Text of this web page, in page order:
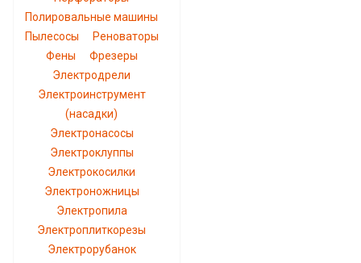
Полировальные машины
Пылесосы
Реноваторы
Фены
Фрезеры
Электродрели
Электроинструмент
(насадки)
Электронасосы
Электроклуппы
Электрокосилки
Электроножницы
Электропила
Электроплиткорезы
Электрорубанок